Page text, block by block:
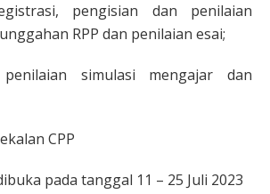
pengisian dan penilaian
RPP dan penilaian esai;
simulasi mengajar dan
CPP
pada tanggal 11 – 25 Juli 2023